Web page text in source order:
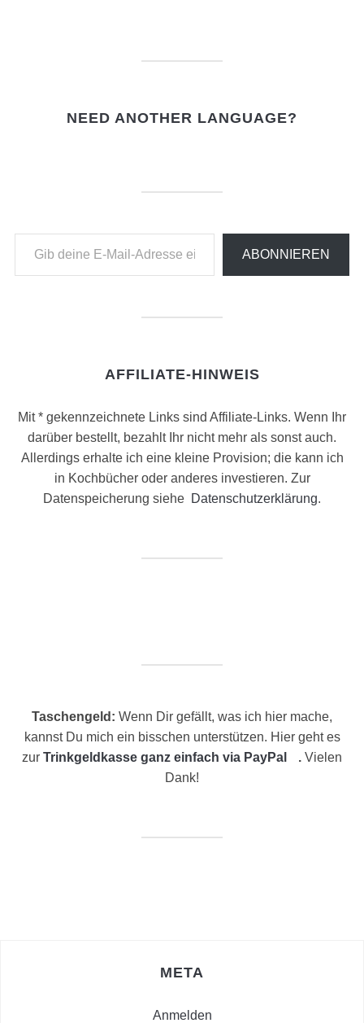
NEED ANOTHER LANGUAGE?
Gib deine E-Mail-Adresse ein ...
ABONNIEREN
AFFILIATE-HINWEIS
Mit * gekennzeichnete Links sind Affiliate-Links. Wenn Ihr
darüber bestellt, bezahlt Ihr nicht mehr als sonst auch.
Allerdings erhalte ich eine kleine Provision; die kann ich
in Kochbücher oder anderes investieren. Zur
Datenspeicherung siehe Datenschutzerklärung.
Taschengeld: Wenn Dir gefällt, was ich hier mache,
kannst Du mich ein bisschen unterstützen. Hier geht es
zur Trinkgeldkasse ganz einfach via PayPal .Vielen
Dank!
META
Anmelden